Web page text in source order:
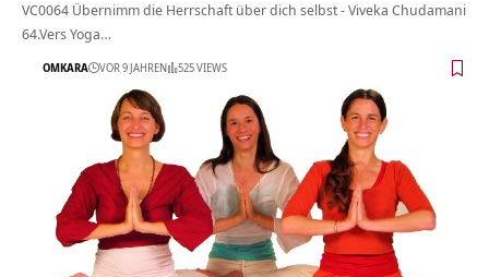
VC0064 Übernimm die Herrschaft über dich selbst - Viveka Chudamani
64.Vers Yoga…
OMKARA VOR 9 JAHREN 525 VIEWS